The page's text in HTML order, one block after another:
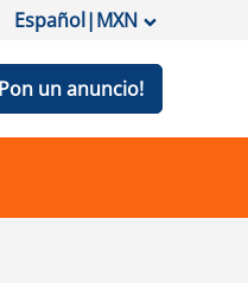
Español|MXN
un anuncio!